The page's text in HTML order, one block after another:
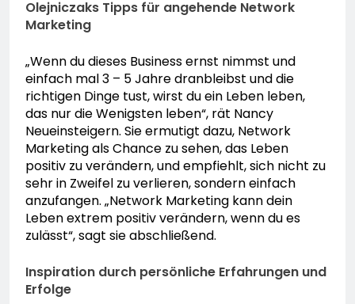
Olejniczaks Tipps für angehende Network
Marketing
„Wenn du dieses Business ernst nimmst und
einfach mal 3 – 5 Jahre dranbleibst und die
richtigen Dinge tust, wirst du ein Leben leben,
das nur die Wenigsten leben“, rät Nancy
Neueinsteigern. Sie ermutigt dazu, Network
Marketing als Chance zu sehen, das Leben
positiv zu verändern, und empfiehlt, sich nicht zu
sehr in Zweifel zu verlieren, sondern einfach
anzufangen. „Network Marketing kann dein
Leben extrem positiv verändern, wenn du es
zulässt“, sagt sie abschließend.
Inspiration durch persönliche Erfahrungen und
Erfolge